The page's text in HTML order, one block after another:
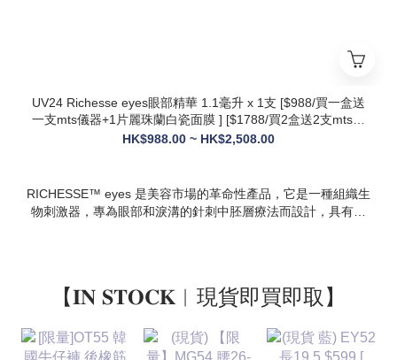
UV24 Richesse eyes眼部精華 1.1毫升 x 1支 [$988/買一盒送
一支mts儀器+1片麗珠蘭白瓷面膜 ] [$1788/買2盒送2支mts儀
器+1盒白瓷面膜+1支麗珠蘭修復面霜][ $2508/買3盒送3支mts
HK$988.00 ~ HK$2,508.00
RICHESSE™ eyes 是美容市場的革命性產品，它是一種組織生
物刺激器，專為眼部和淚溝的針刺中胚層療法而設計，具有填
【𝐈𝐍 𝐒𝐓𝐎𝐂𝐊︱現貨即買即取】